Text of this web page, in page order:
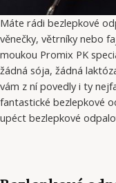
Máte rádi bezlepkové
věnečky, větrníky nebo
moukou Promix PK
žádná sója, žádná
vám z ní povedly i ty
fantastické bezlepkové
upéct bezlepkové